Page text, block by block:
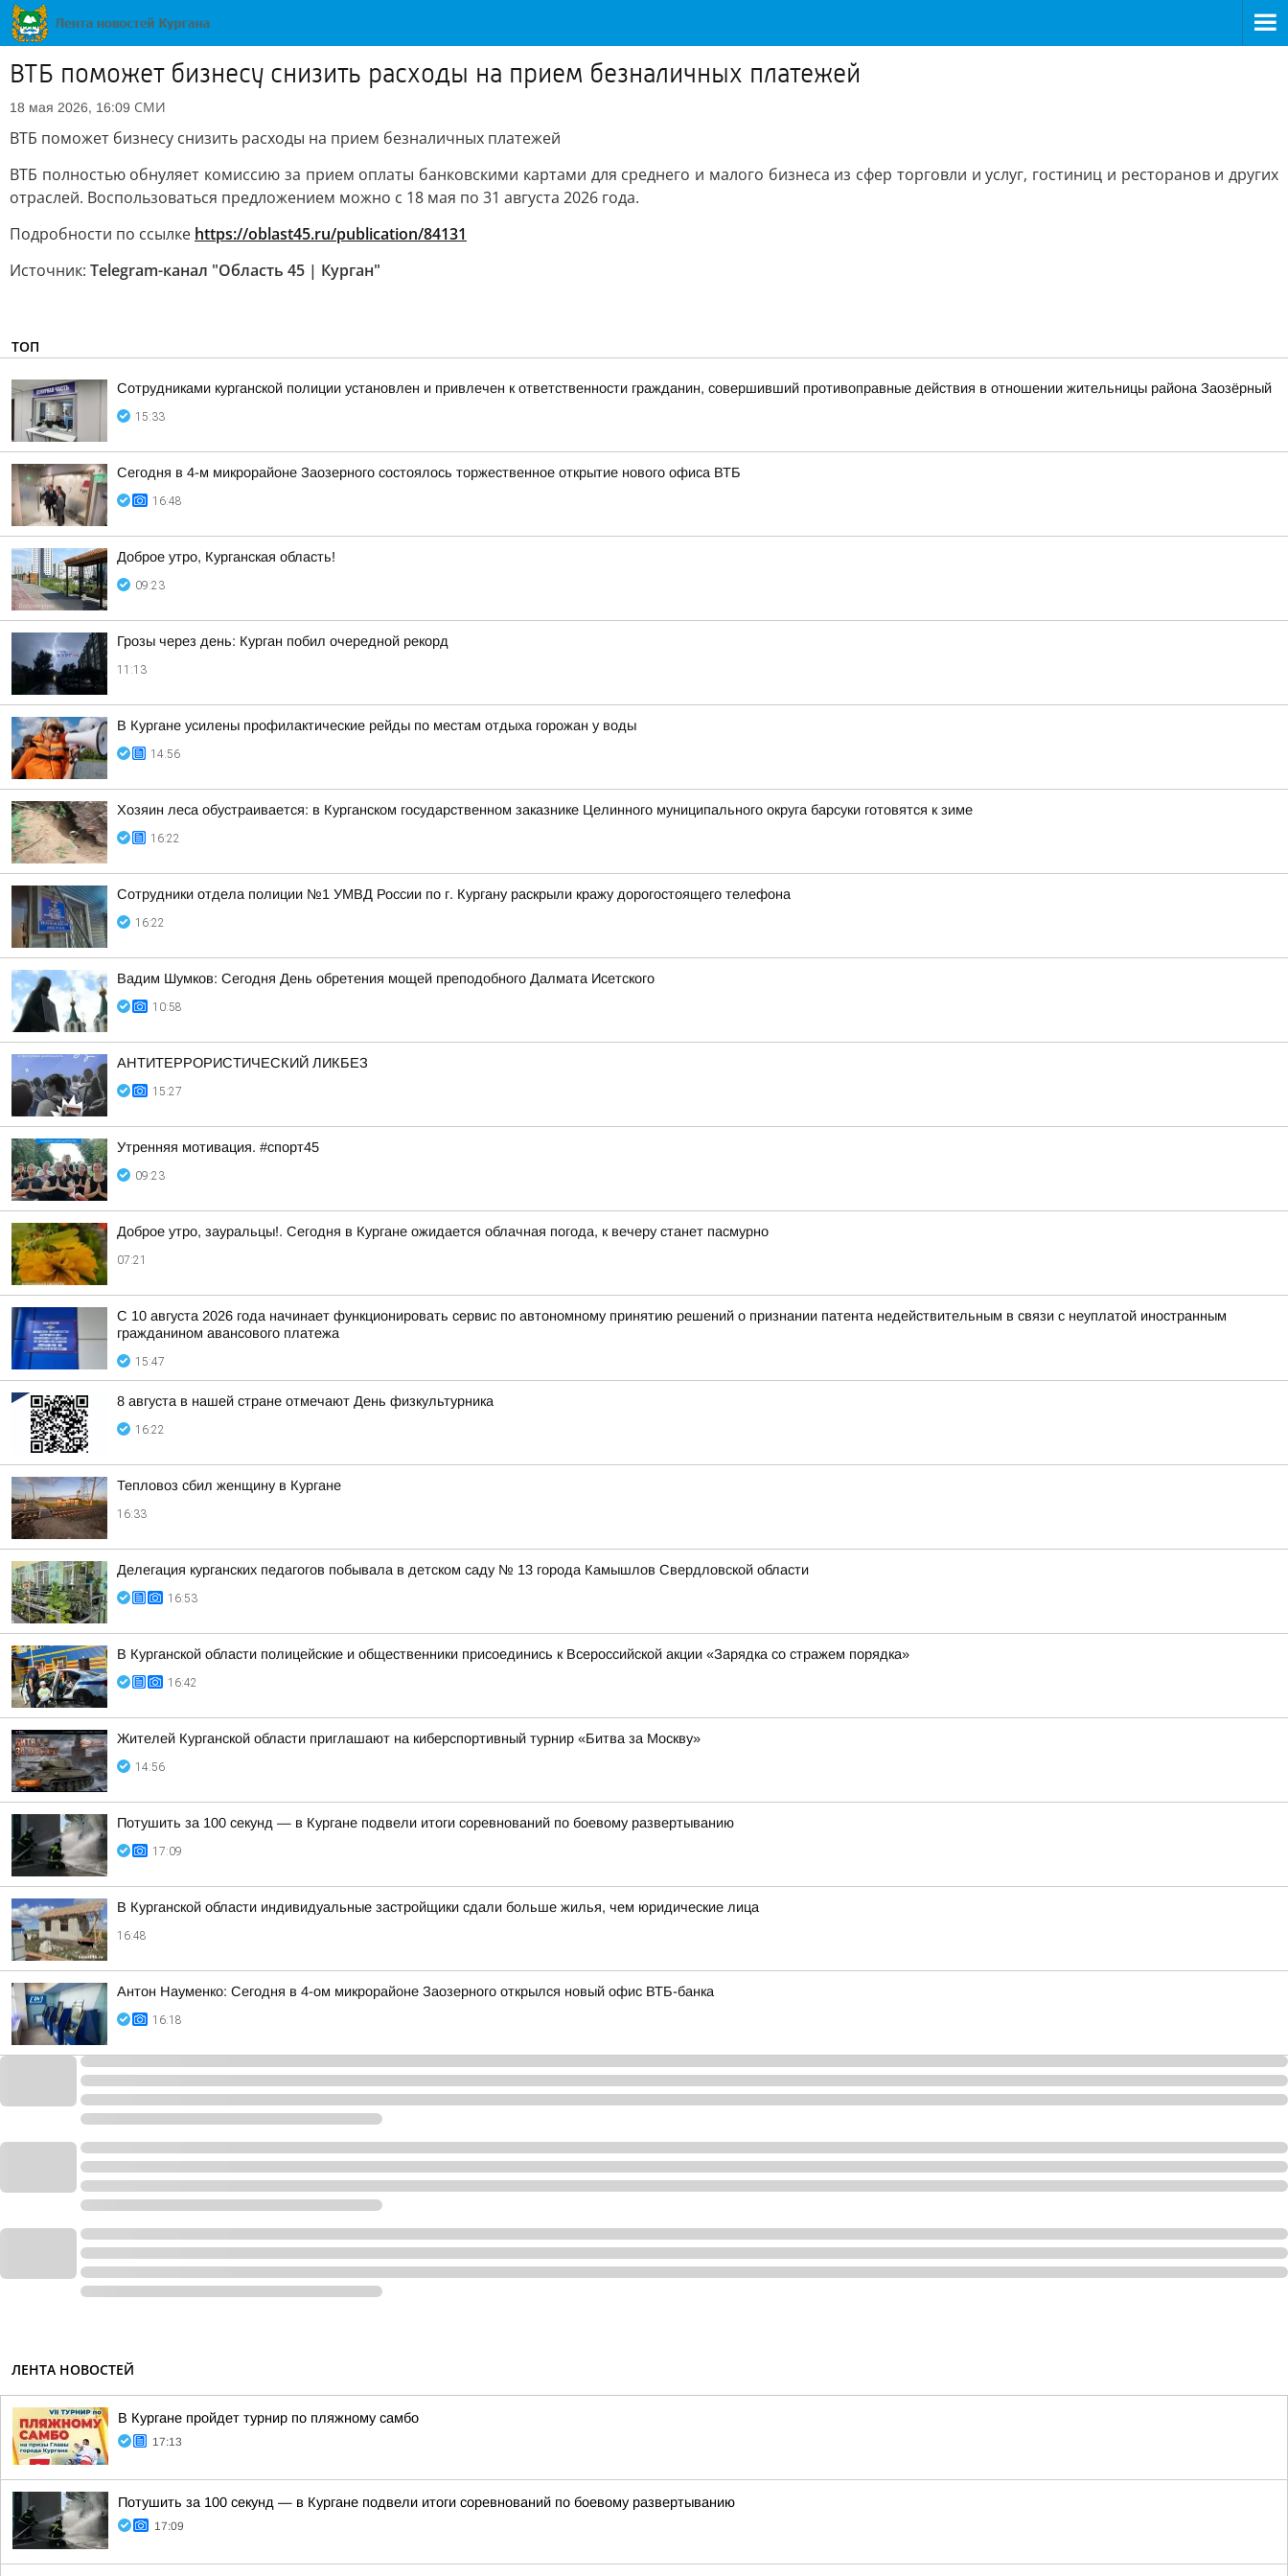
ВТБ поможет бизнесу снизить расходы на прием безналичных платежей
18 мая 2026, 16:09 СМИ
ВТБ поможет бизнесу снизить расходы на прием безналичных платежей
ВТБ полностью обнуляет комиссию за прием оплаты банковскими картами для среднего и малого бизнеса из сфер торговли и услуг, гостиниц и ресторанов и других
отраслей. Воспользоваться предложением можно с 18 мая по 31 августа 2026 года.
Подробности по ссылке https://oblast45.ru/publication/84131
Источник: Telegram-канал "Область 45 | Курган"
ТОП
Сотрудниками курганской полиции установлен и привлечен к ответственности гражданин, совершивший противоправные действия в отношении жительницы района Заозёрный
15:33
Сегодня в 4-м микрорайоне Заозерного состоялось торжественное открытие нового офиса ВТБ
16:48
Доброе утро, Курганская область!
09:23
Грозы через день: Курган побил очередной рекорд
11:13
В Кургане усилены профилактические рейды по местам отдыха горожан у воды
14:56
Хозяин леса обустраивается: в Курганском государственном заказнике Целинного муниципального округа барсуки готовятся к зиме
16:22
Сотрудники отдела полиции №1 УМВД России по г. Кургану раскрыли кражу дорогостоящего телефона
16:22
Вадим Шумков: Сегодня День обретения мощей преподобного Далмата Исетского
10:58
АНТИТЕРРОРИСТИЧЕСКИЙ ЛИКБЕЗ
15:27
Утренняя мотивация. #спорт45
09:23
Доброе утро, зауральцы!. Сегодня в Кургане ожидается облачная погода, к вечеру станет пасмурно
07:21
С 10 августа 2026 года начинает функционировать сервис по автономному принятию решений о признании патента недействительным в связи с неуплатой иностранным
гражданином авансового платежа
15:47
8 августа в нашей стране отмечают День физкультурника
16:22
Тепловоз сбил женщину в Кургане
16:33
Делегация курганских педагогов побывала в детском саду № 13 города Камышлов Свердловской области
16:53
В Курганской области полицейские и общественники присоединись к Всероссийской акции «Зарядка со стражем порядка»
16:42
Жителей Курганской области приглашают на киберспортивный турнир «Битва за Москву»
14:56
Потушить за 100 секунд — в Кургане подвели итоги соревнований по боевому развертыванию
17:09
В Курганской области индивидуальные застройщики сдали больше жилья, чем юридические лица
16:48
Антон Науменко: Сегодня в 4-ом микрорайоне Заозерного открылся новый офис ВТБ-банка
16:18
ЛЕНТА НОВОСТЕЙ
В Кургане пройдет турнир по пляжному самбо
17:13
Потушить за 100 секунд — в Кургане подвели итоги соревнований по боевому развертыванию
17:09